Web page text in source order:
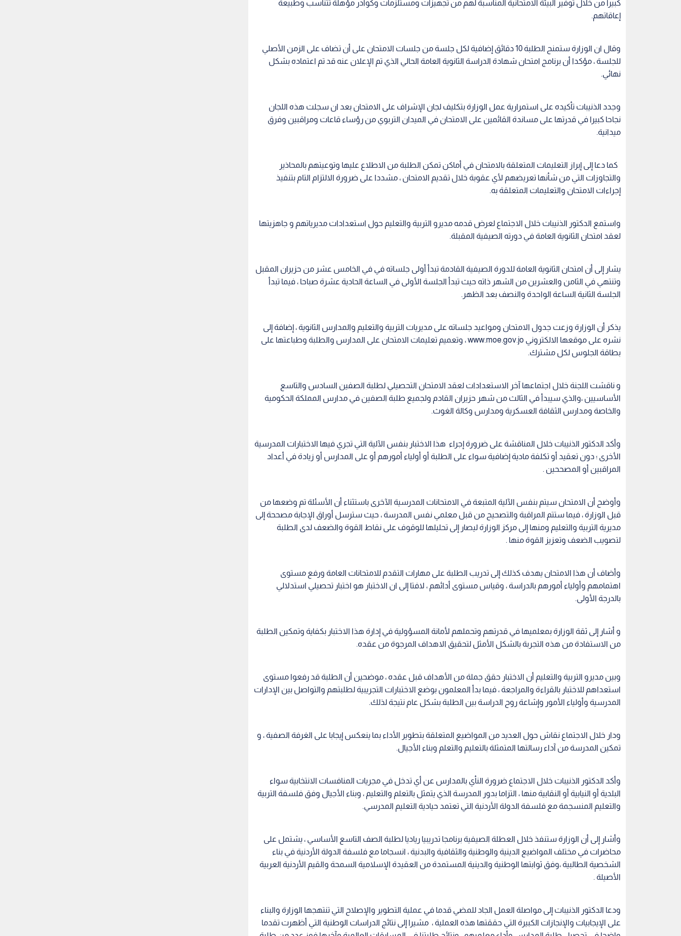
كبيرا من خلال توفير البيئة الامتحانية المناسبة لهم من تجهيزات ومستلزمات وكوادر مؤهلة تتناسب وطبيعة
إعاقاتهم.
وقال ان الوزارة ستمنح الطلبة 10 دقائق إضافية لكل جلسة من جلسات الامتحان على أن تضاف على الزمن الأصلي
للجلسة ، مؤكدا أن برنامج امتحان شهادة الدراسة الثانوية العامة الحالي الذي تم الإعلان عنه قد تم اعتماده بشكل
نهائي.
وجدد الذنيبات تأكيده على استمرارية عمل الوزارة بتكليف لجان الإشراف على الامتحان بعد ان سجلت هذه اللجان
نجاحا كبيرا في قدرتها على مساندة القائمين على الامتحان في الميدان التربوي من رؤساء قاعات ومراقبين وفرق
ميدانية.
كما دعا إلى إبراز التعليمات المتعلقة بالامتحان في أماكن تمكن الطلبة من الاطلاع عليها وتوعيتهم بالمحاذير
والتجاوزات التي من شأنها تعريضهم لأي عقوبة خلال تقديم الامتحان ، مشددا على ضرورة الالتزام التام بتنفيذ
إجراءات الامتحان والتعليمات المتعلقة به.
واستمع الدكتور الذنيبات خلال الاجتماع لعرض قدمه مديرو التربية والتعليم حول استعدادات مديرياتهم و جاهزيتها
لعقد امتحان الثانوية العامة في دورته الصيفية المقبلة.
يشار إلى أن امتحان الثانوية العامة للدورة الصيفية القادمة تبدأ أولى جلساته في في الخامس عشر من حزيران المقبل
وتنتهي في الثامن والعشرين من الشهر ذاته حيث تبدأ الجلسة الأولى في الساعة الحادية عشرة صباحا ، فيما تبدأ
الجلسة الثانية الساعة الواحدة والنصف بعد الظهر.
يذكر أن الوزارة وزعت جدول الامتحان ومواعيد جلساته على مديريات التربية والتعليم والمدارس الثانوية ، إضافة إلى
نشره على موقعها الالكتروني www.moe.gov.jo ، وتعميم تعليمات الامتحان على المدارس والطلبة وطباعتها على
بطاقة الجلوس لكل مشترك.
و ناقشت اللجنة خلال اجتماعها آخر الاستعدادات لعقد الامتحان التحصيلي لطلبة الصفين السادس والتاسع
الأساسيين ،والذي سيبدأ في الثالث من شهر حزيران القادم ولجميع طلبة الصفين في مدارس المملكة الحكومية
والخاصة ومدارس الثقافة العسكرية ومدارس وكالة الغوث.
وأكد الدكتور الذنيبات خلال المناقشة على ضرورة إجراء هذا الاختبار بنفس الآلية التي تجري فيها الاختبارات المدرسية
الأخرى ؛ دون تعقيد أو تكلفة مادية إضافية سواء على الطلبة أو أولياء أمورهم أو على المدارس أو زيادة في أعداد
المراقبين أو المصححين .
وأوضح أن الامتحان سيتم بنفس الآلية المتبعة في الامتحانات المدرسية الآخرى باستثناء أن الأسئلة تم وضعها من
قبل الوزارة ، فيما ستتم المراقبة والتصحيح من قبل معلمي نفس المدرسة ، حيث سترسل أوراق الإجابة مصححة إلى
مديرية التربية والتعليم ومنها إلى مركز الوزارة ليصار إلى تحليلها للوقوف على نقاط القوة والضعف لدى الطلبة
لتصويب الضعف وتعزيز القوة منها .
وأضاف أن هذا الامتحان يهدف كذلك إلى تدريب الطلبة على مهارات التقدم للامتحانات العامة ورفع مستوى
اهتمامهم وأولياء أمورهم بالدراسة ، وقياس مستوى أدائهم ، لافتا إلى ان الاختبار هو اختبار تحصيلي استدلالي
بالدرجة الأولى.
و أشار إلى ثقة الوزارة بمعلميها في قدرتهم وتحملهم لأمانة المسؤولية في إدارة هذا الاختبار بكفاية وتمكين الطلبة
من الاستفادة من هذه التجربة بالشكل الأمثل لتحقيق الاهداف المرجوة من عقده.
وبين مديرو التربية والتعليم أن الاختبار حقق جملة من الأهداف قبل عقده ، موضحين أن الطلبة قد رفعوا مستوى
استعداهم للاختبار بالقراءة والمراجعة ، فيما بدأ المعلمون بوضع الاختبارات التجريبية لطلبتهم والتواصل بين الإدارات
المدرسية وأولياء الأمور وإشاعة روح الدراسة بين الطلبة بشكل عام نتيجة لذلك.
ودار خلال الاجتماع نقاش حول العديد من المواضيع المتعلقة بتطوير الأداء بما ينعكس إيجابا على الغرفة الصفية ، و
تمكين المدرسة من آداء رسالتها المتمثلة بالتعليم والتعلم وبناء الأجيال.
وأكد الدكتور الذنيبات خلال الاجتماع ضرورة النأي بالمدارس عن أي تدخل في مجريات المنافسات الانتخابية سواء
البلدية أو النيابية أو النقابية منها ، التزاما بدور المدرسة الذي يتمثل بالتعلم والتعليم ، وبناء الأجيال وفق فلسفة التربية
والتعليم المنسجمة مع فلسفة الدولة الأردنية التي تعتمد حيادية التعليم المدرسي.
وأشار إلى أن الوزارة ستنفذ خلال العطلة الصيفية برنامجا تدريبيا رياديا لطلبة الصف التاسع الأساسي ، يشتمل على
محاضرات في مختلف المواضيع الدينية والوطنية والثقافية والبدنية ، انسجاما مع فلسفة الدولة الأردنية في بناء
الشخصية الطالبية ،وفق ثوابتها الوطنية والدينية المستمدة من العقيدة الإسلامية السمحة والقيم الأردنية العربية
الأصيلة .
ودعا الدكتور الذنيبات إلى مواصلة العمل الجاد للمضي قدما في عملية التطوير والإصلاح التي تنتهجها الوزارة والبناء
على الإيجابيات والإنجازات الكبيرة التي حققتها هذه العملية ، مشيرا إلى نتائج الدراسات الوطنية التي أظهرت تقدما